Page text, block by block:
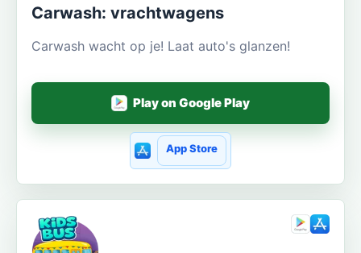
Carwash: vrachtwagens
Carwash wacht op je! Laat auto's glanzen!
Play on Google Play
App Store